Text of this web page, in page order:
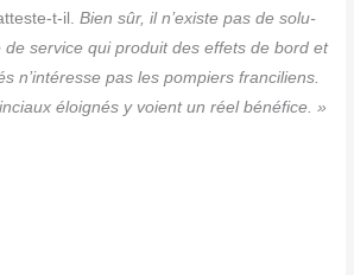
t-il. Bien sûr, il n’existe pas de solu­
de ser­vice qui pro­duit des effets de bord et
n’intéresse pas les pom­piers fran­ci­liens.
éloi­gnés y voient un réel bénéfice. »